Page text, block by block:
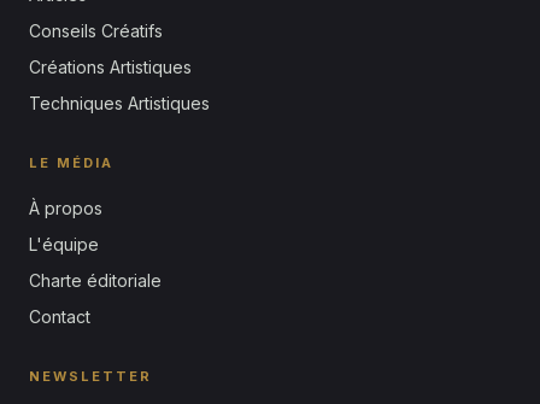
Conseils Créatifs
Créations Artistiques
Techniques Artistiques
LE MÉDIA
À propos
L'équipe
Charte éditoriale
Contact
NEWSLETTER